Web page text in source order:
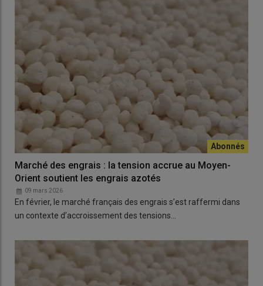
Marché des engrais : la tension accrue au Moyen-
Orient soutient les engrais azotés
09 mars 2026
En février, le marché français des engrais s’est raffermi dans
un contexte d’accroissement des tensions…